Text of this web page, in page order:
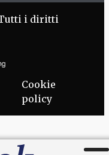
Tutti i diritti
Cookie
policy